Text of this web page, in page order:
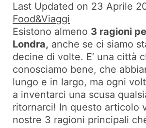
Last Updated on 23 Aprile
Food&Viaggi
Esistono almeno 3 ragioni
Londra, anche se ci siamo
decine di volte. E’ una città
conosciamo bene, che
lungo e in largo, ma ogni
a inventarci una scusa
ritornarci! In questo articolo
nostre 3 ragioni principali